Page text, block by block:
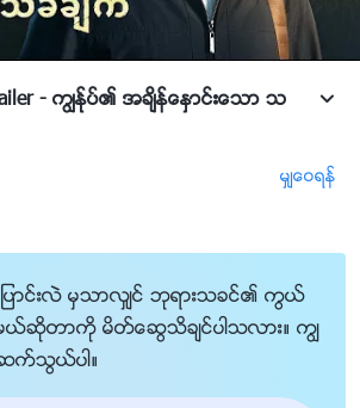
- ကြၽန္ုပ္၏ အခ်ိန္ေႏွာင္းေသာ သ
မွ်ေဝရန္
ပာင္းလဲ မွသာလွ်င္ ဘုရားသခင္၏ ကြယ္
ယ္ဆိုတာကို မိတ္ေဆြသိခ်င္ပါသလား။ ကြၽ
က္သြယ္ပါ။